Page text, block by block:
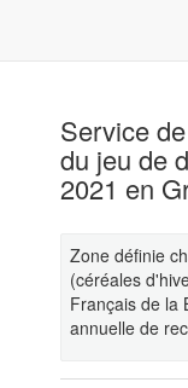
Service
du jeu de
2021 en
Zone définie
(céréales
Français de la
annuelle de